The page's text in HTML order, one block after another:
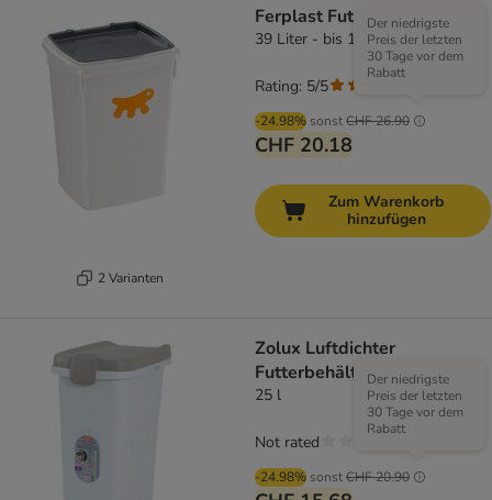
2 Varianten
Ferplast Futtertonne Feedy
39 Liter - bis 15 kg Trockenfutter
-24.98% sonstCHF 26.90
Der niedrigste
Preis der letzten
30 Tage vor dem
Rabatt
CHF 20.18
Rating: 5/5
Zum Warenkorb
hinzufügen
Zolux Luftdichter
Futterbehälter
25 l
-24.98% sonstCHF 20.90
Der niedrigste
Preis der letzten
30 Tage vor dem
Rabatt
Not rated